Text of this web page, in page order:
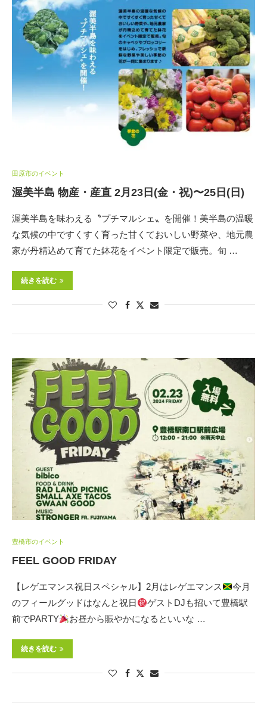
田原市のイベント
渥美半島 物産・産直 2月23日(金・祝)〜25日(日)
渥美半島を味わえる〝プチマルシェ〟を開催！美半島の温暖
な気候の中ですくすく育った甘くておいしい野菜や、地元農
家が丹精込めて育てた鉢花をイベント限定で販売。旬 …
続きを読む
豊橋市のイベント
FEEL GOOD FRIDAY
【レゲエマンス祝日スペシャル】2月はレゲエマンス
今月
のフィールグッドはなんと祝日
ゲストDJも招いて豊橋駅
前でPARTY
お昼から賑やかになるといいな …
続きを読む